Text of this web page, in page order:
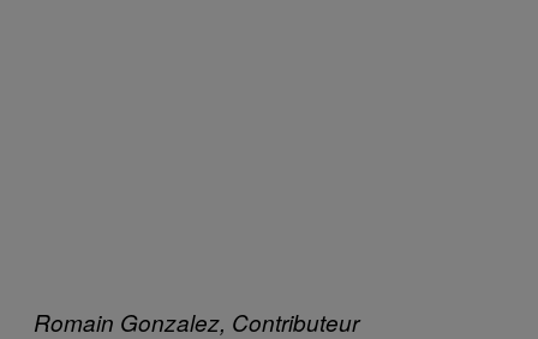
Romain Gonzalez, Contributeur